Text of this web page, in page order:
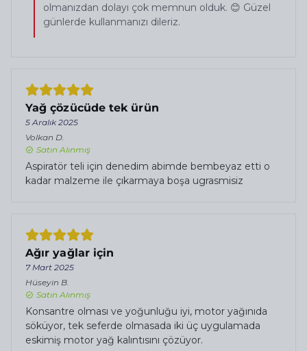
olmanızdan dolayı çok memnun olduk. 😊 Güzel
günlerde kullanmanızı dileriz.
Yağ çözücüde tek ürün
5 Aralık 2025
Volkan D.
Satın Alınmış
Aspiratör teli için denedim abimde bembeyaz etti o
kadar malzeme ile çıkarmaya boşa ugrasmisiz
Ağır yağlar için
7 Mart 2025
Hüseyin B.
Satın Alınmış
Konsantre olması ve yoğunluğu iyi, motor yağınıda
söküyor, tek seferde olmasada iki üç uygulamada
eskimiş motor yağ kalıntısını çözüyor.